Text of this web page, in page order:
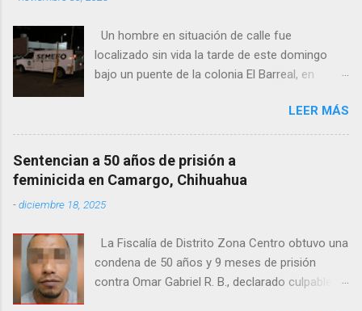
Un hombre en situación de calle fue
localizado sin vida la tarde de este domingo
bajo un puente de la colonia El Barreal, en
de las calles 20 de Noviembre y Ramón Corona,
donde vecinos reportaron la presencia del
cuerpo. Elementos ministeriales y peritos de la
Fiscalía Zona Norte confirmaron que el
fallecido no presentaba huellas de violencia.
Habitantes de la zona señalaron que el hombre
desconocen su identidad.
LEER MÁS
Sentencian a 50 años de prisión a
feminicida en Camargo, Chihuahua
-diciembre 18, 2025
La Fiscalía de Distrito Zona Centro obtuvo una
condena de 50 años y 9 meses de prisión
contra Omar Gabriel R. B., declarado culpable